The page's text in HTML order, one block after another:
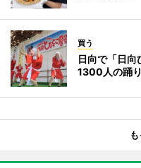
買う
日向で「日
1300人の踊